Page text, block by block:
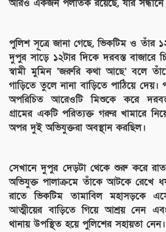
আরও একজন পলাতক রয়েছে, যার সন্ধানে
পুলিশ সূত্রে জানা গেছে, ভিকটিম ও তাঁর
দুপুর সাড়ে ১২টার দিকে দরবস্ত বাজারে
স্বামী মুমিন ‘জরুরি কথা আছে’ বলে
গাড়িতে তুলে নানা বাড়িতে পাঠিয়ে
অপরিচিত আরেওটি মিশুকে করে
গ্রামের একটি পরিত্যক্ত গরুর খামারে
অপর দুই অভিযুক্তরা অবস্থান করছিল।
সেখানে দুপুর দেড়টা থেকে শুরু করে রাত
অভিযুক্ত পালাক্রমে তাঁকে আটকে রেখে
রাতে ভিকটিম তামাবিল মহাসড়কে
আত্মীয়ের বাড়িতে গিয়ে আশ্রয় নেন
থানায় উপস্থিত হয়ে পুলিশের সহায়তা নেন।